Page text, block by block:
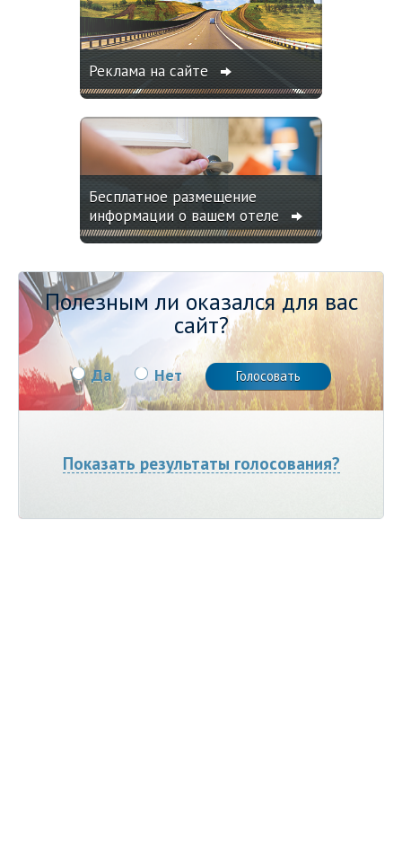
Реклама на сайте
Бесплатное размещение
информации о вашем отеле
Полезным ли оказался для вас
сайт?
Да Нет
Показать результаты голосования?